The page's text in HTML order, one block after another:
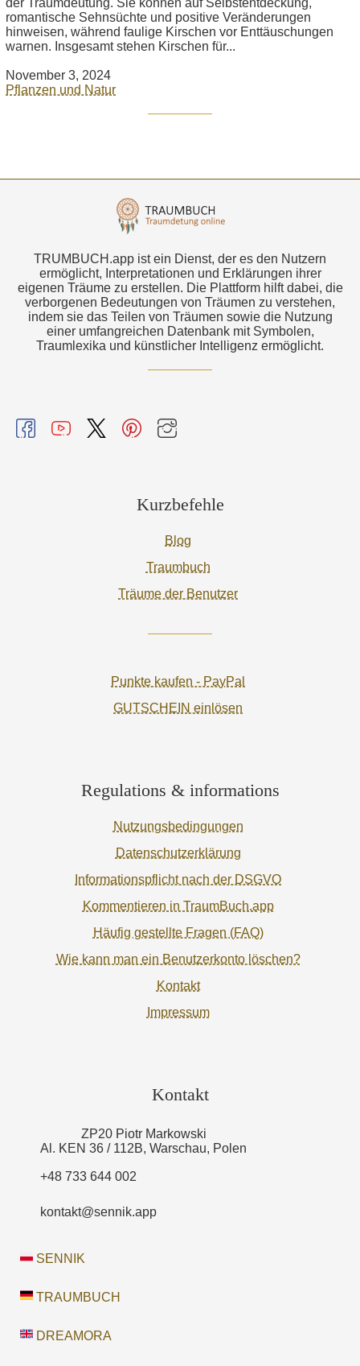
romantische Sehnsüchte und positive Veränderungen
hinweisen, während faulige Kirschen vor Enttäuschungen
warnen. Insgesamt stehen Kirschen für...
November 3, 2024
Pflanzen und Natur
TRUMBUCH.app ist ein Dienst, der es den Nutzern
ermöglicht, Interpretationen und Erklärungen ihrer
eigenen Träume zu erstellen. Die Plattform hilft dabei, die
verborgenen Bedeutungen von Träumen zu verstehen,
indem sie das Teilen von Träumen sowie die Nutzung
einer umfangreichen Datenbank mit Symbolen,
Traumlexika und künstlicher Intelligenz ermöglicht.
Kurzbefehle
Blog
Traumbuch
Träume der Benutzer
Punkte kaufen - PayPal
GUTSCHEIN einlösen
Regulations & informations
Nutzungsbedingungen
Datenschutzerklärung
Informationspflicht nach der DSGVO
Kommentieren in TraumBuch.app
Häufig gestellte Fragen (FAQ)
Wie kann man ein Benutzerkonto löschen?
Kontakt
Impressum
Kontakt
ZP20 Piotr Markowski
Al. KEN 36 / 112B, Warschau, Polen
+48 733 644 002
kontakt@sennik.app
SENNIK
TRAUMBUCH
DREAMORA